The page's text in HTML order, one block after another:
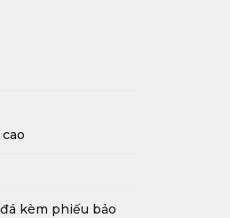
kèm phiếu bảo